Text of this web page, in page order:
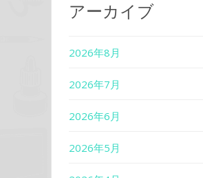
アーカイブ
2026年8月
2026年7月
2026年6月
2026年5月